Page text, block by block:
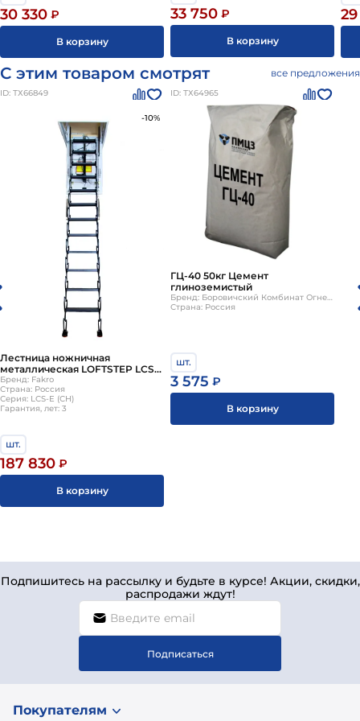
30 330 ₽
В корзину
33 750 ₽
В корзину
С этим товаром смотрят все предложения
ID: ТХ66849
-10%
Лестница ножничная
металлическая LOFTSTEP LCS-
E (CH) 80х120х300см Fakro
Бренд: Fakro
Страна: Россия
Серия: LCS-E (CH)
Гарантия, лет: 3
шт.
187 830 ₽
В корзину
ID: ТХ64965
ГЦ-40 50кг Цемент
глиноземистый
Бренд: Боровичский Комбинат Огнеупоров
Страна: Россия
шт.
3 575 ₽
В корзину
Подпишитесь на рассылку и будьте в курсе! Акции, скидки,
распродажи ждут!
Подписаться
Покупателям